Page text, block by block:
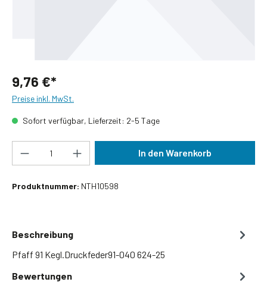
9,76 €*
Preise inkl. MwSt.
Sofort verfügbar, Lieferzeit: 2-5 Tage
Produkt Anzahl: Gib den gewünschten Wert
In den Warenkorb
Produktnummer: NTH10598
Beschreibung
Pfaff 91 Kegl.Druckfeder91-040 624-25
Bewertungen